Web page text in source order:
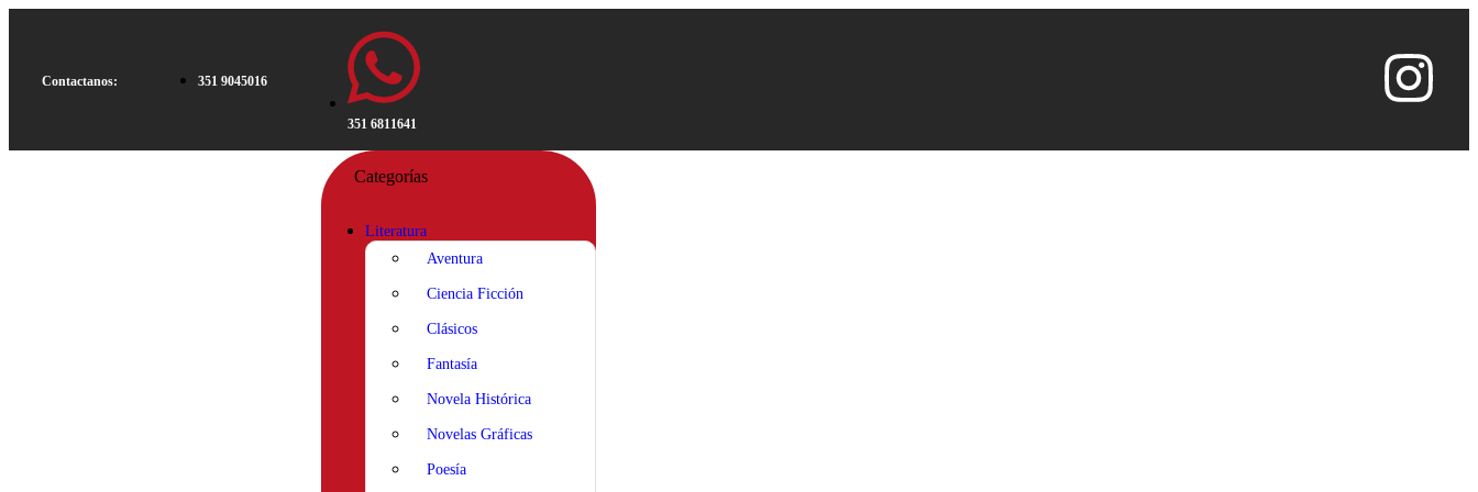
Contactanos: 351 9045016
351 6811641
Categorías
Literatura
Aventura
Ciencia Ficción
Clásicos
Fantasía
Novela Histórica
Novelas Gráficas
Poesía